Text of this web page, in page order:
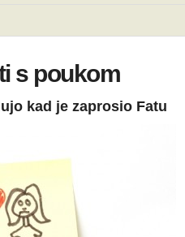
s poukom
kad je zaprosio Fatu